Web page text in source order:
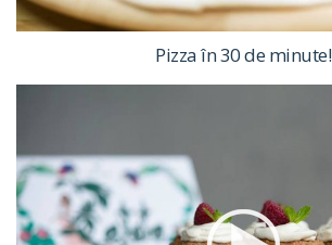
Pizza în 30 de minute!